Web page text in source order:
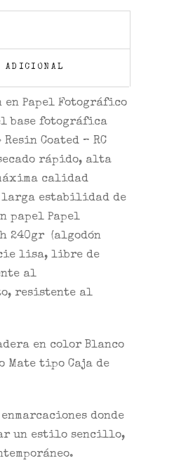
ADICIONAL
en Papel Fotográfico
base fotográfica
Coated – RC
rápido, alta
calidad
estabilidad de
papel Papel
240gr(algodón
lisa, libre de
al
resistente al
en color Blanco
Mate tipo Caja de
donde
un estilo sencillo,